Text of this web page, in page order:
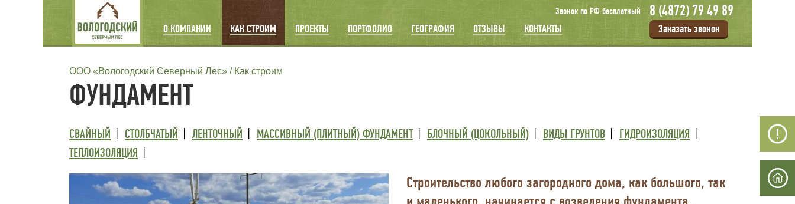
MAIN
NAVIGATION
О КОМПАНИИ КАК СТРОИМ ПРОЕКТЫ ПОРТФОЛИО ГЕОГРАФИЯ ОТЗЫВЫ КОНТАКТЫ
Звонок по РФ бесплатный 8 (4872) 79 49 89
Заказать звонок
СТРОКА
НАВИГАЦИИ
ООО «Вологодский Северный Лес» Как строим
ФУНДАМЕНТ
ТРЕТИЙ
УРОВЕНЬ
МЕНЮ
СВАЙНЫЙ СТОЛБЧАТЫЙ ЛЕНТОЧНЫЙ МАССИВНЫЙ (ПЛИТНЫЙ) ФУНДАМЕНТ БЛОЧНЫЙ (ЦОКОЛЬНЫЙ) ВИДЫ ГРУНТОВ
ГИДРОИЗОЛЯЦИЯ
ТЕПЛОИЗОЛЯЦИЯ
Строительство любого загородного дома, как большого, так